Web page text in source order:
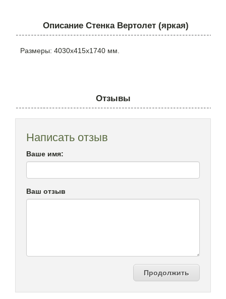
Описание Стенка Вертолет (яркая)
Размеры: 4030х415х1740 мм.
Отзывы
Написать отзыв
Ваше имя:
Ваш отзыв
Продолжить